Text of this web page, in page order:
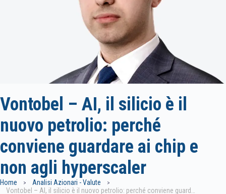
Vontobel – AI, il silicio è il
nuovo petrolio: perché
conviene guardare ai chip e
non agli hyperscaler
Home
Analisi Azionari - Valute